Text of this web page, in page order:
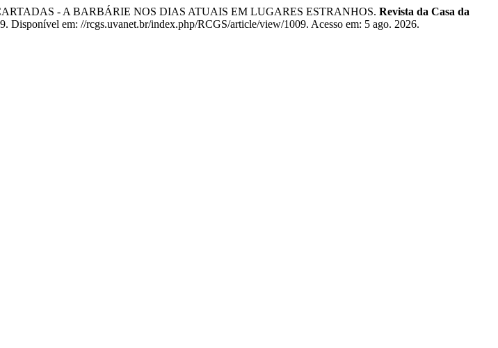
- A BARBÁRIE NOS DIAS ATUAIS EM LUGARES ESTRANHOS. Revista da Casa da
Disponível em: //rcgs.uvanet.br/index.php/RCGS/article/view/1009. Acesso em: 5 ago. 2026.